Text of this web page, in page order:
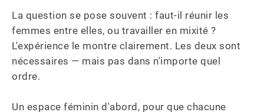
La question se pose souvent : faut-il réunir les
femmes entre elles, ou travailler en mixité ?
L'expérience le montre clairement. Les deux sont
nécessaires — mais pas dans n'importe quel
ordre.
Un espace féminin d'abord, pour que chacune